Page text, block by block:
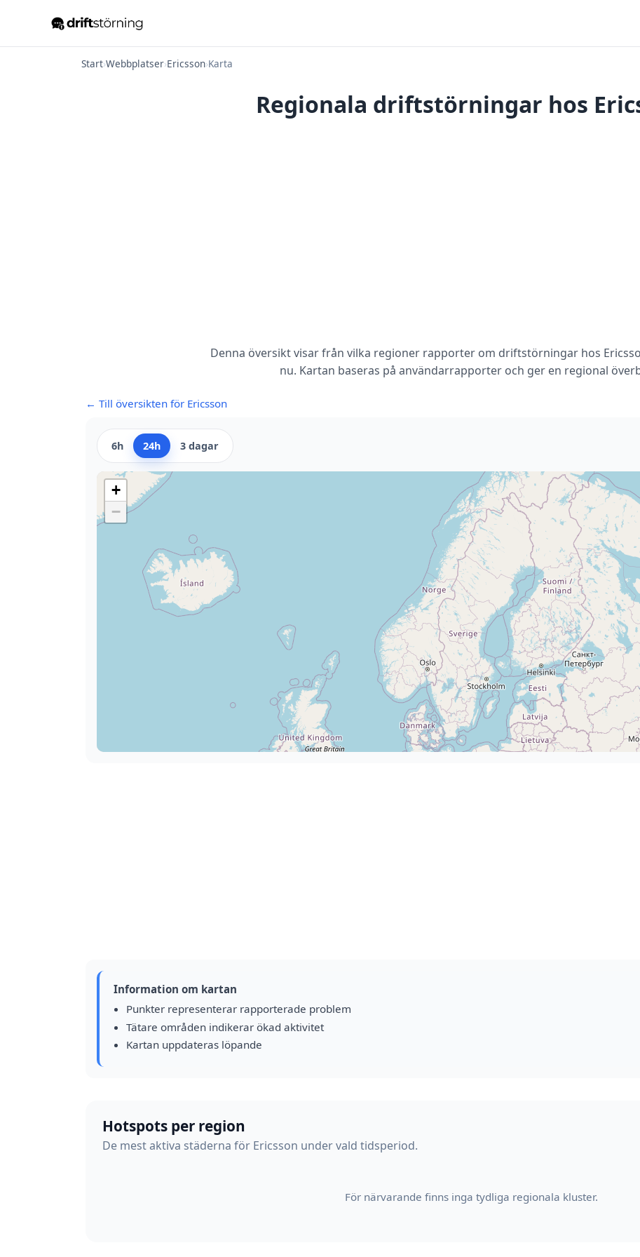
Start›Webbplatser›Ericsson›Karta
Regionala driftstörningar hos
Denna översikt visar från vilka regioner rapporter om driftstörningar hos
nu. Kartan baseras på användarrapporter och ger en regional
← Till översikten för Ericsson
6h 24h 3 dagar
+
−
Information om kartan
Punkter representerar rapporterade problem
Tätare områden indikerar ökad aktivitet
Kartan uppdateras löpande
Hotspots per region
De mest aktiva städerna för Ericsson under vald tidsperiod.
För närvarande finns inga tydliga regionala kluster.